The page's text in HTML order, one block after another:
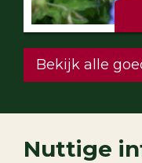
Bekijk alle
Nuttige